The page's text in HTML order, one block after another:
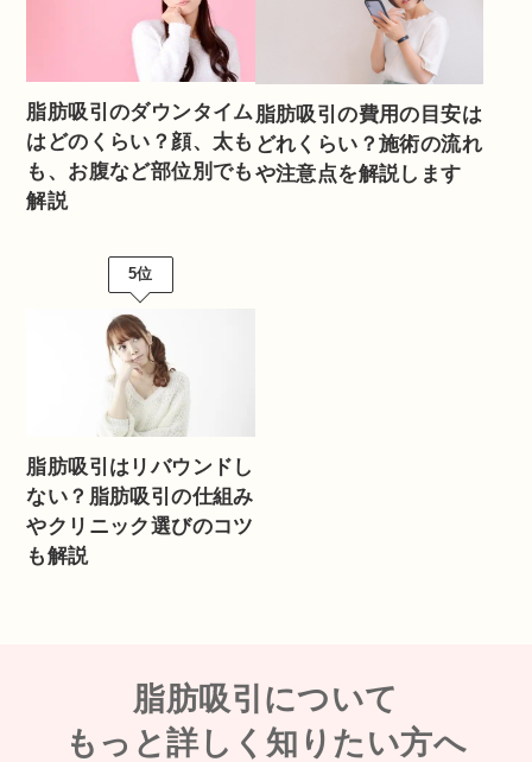
脂肪吸引のダウンタイム
はどのくらい？顔、太も
も、お腹など部位別でも
解説
脂肪吸引の費用の目安は
どれくらい？施術の流れ
や注意点を解説します
5位
脂肪吸引はリバウンドし
ない？脂肪吸引の仕組み
やクリニック選びのコツ
も解説
脂肪吸引について
もっと詳しく知りたい方へ